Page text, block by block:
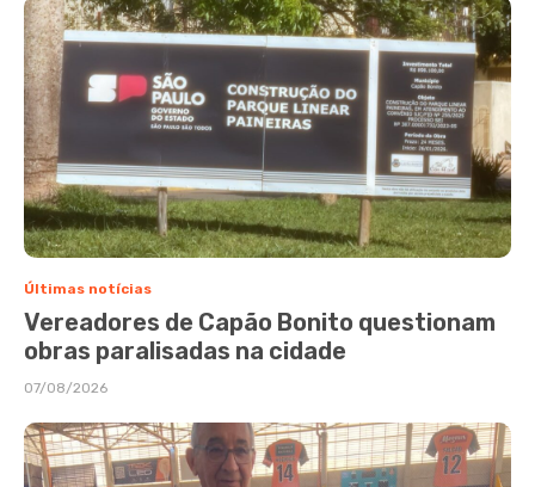
Últimas notícias
Vereadores de Capão Bonito questionam
obras paralisadas na cidade
07/08/2026